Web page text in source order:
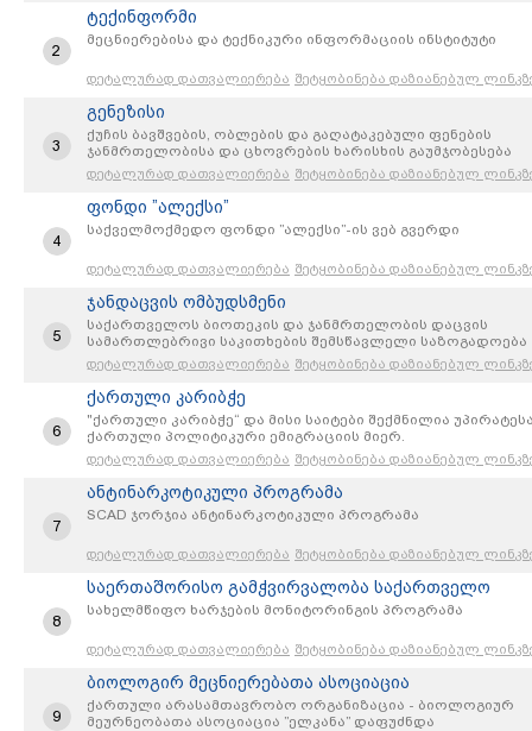
2
ტექინფორმი
მეცნიერებისა და ტექნიკური ინფორმაციის ინსტიტუტი
დეტალურად დათვალიერება შეტყობინება დაზიანებულ
3
გენეზისი
ქუჩის ბავშვების, ობლების და გაღატაკებული ფენების
ჯანმრთელობისა და ცხოვრების ხარისხის გაუმჯობესება
დეტალურად დათვალიერება შეტყობინება დაზიანებულ
4
ფონდი ”ალექსი”
საქველმოქმედო ფონდი ”ალექსი”-ის ვებ გვერდი
დეტალურად დათვალიერება შეტყობინება დაზიანებულ
5
ჯანდაცვის ომბუდსმენი
საქართველოს ბიოთეკის და ჯანმრთელობის დაცვის
სამართლებრივი საკითხების შემსწავლელი საზოგადოება
დეტალურად დათვალიერება შეტყობინება დაზიანებულ
6
ქართული კარიბჭე
"ქართული კარიბჭე“ და მისი საიტები შექმნილია
ქართული პოლიტიკური ემიგრაციის მიერ.
დეტალურად დათვალიერება შეტყობინება დაზიანებულ
7
ანტინარკოტიკული პროგრამა
SCAD ჯორჯია ანტინარკოტიკული პროგრამა
დეტალურად დათვალიერება შეტყობინება დაზიანებულ
8
საერთაშორისო გამჭვირვალობა საქართველო
სახელმწიფო ხარჯების მონიტორინგის პროგრამა
დეტალურად დათვალიერება შეტყობინება დაზიანებულ
9
ბიოლოგირ მეცნიერებათა ასოციაცია
ქართული არასამთავრობო ორგანიზაცია - ბიოლოგიურ
მეურნეობათა ასოციაცია ”ელკანა” დაფუძნდა